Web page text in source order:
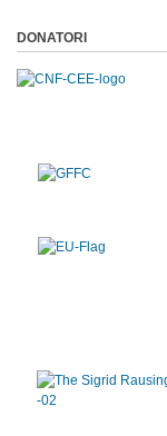
DONATORI